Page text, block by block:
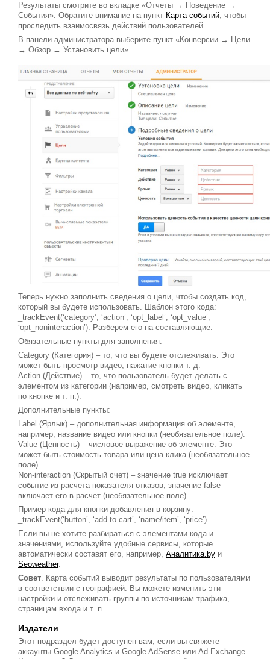
Результаты смотрите во вкладке «Отчеты → Поведение →
События». Обратите внимание на пункт Карта событий, чтобы
проследить взаимосвязь действий пользователей.
В панели администратора выберите пункт «Конверсии → Цели
→ Обзор → Установить цели».
Теперь нужно заполнить сведения о цели, чтобы создать код,
который вы будете использовать. Шаблон этого кода:
_trackEvent(‘category’, ‘action’, ‘opt_label’, ‘opt_value’,
‘opt_noninteraction’). Разберем его на составляющие.
Обязательные пункты для заполнения:
Category (Категория) – то, что вы будете отслеживать. Это
может быть просмотр видео, нажатие кнопки т. д.
Action (Действие) – то, что пользователь будет делать с
элементом из категории (например, смотреть видео, кликать
по кнопке и т. п.).
Дополнительные пункты:
Label (Ярлык) – дополнительная информация об элементе,
например, название видео или кнопки (необязательное поле).
Value (Ценность) – числовое выражение об элементе. Это
может быть стоимость товара или цена клика (необязательное
поле).
Non-interaction (Скрытый счет) – значение true исключает
событие из расчета показателя отказов; значение false –
включает его в расчет (необязательное поле).
Пример кода для кнопки добавления в корзину:
_trackEvent(‘button’, ‘add to cart’, ‘name/item’, ‘price’).
Если вы не хотите разбираться с элементами кода и
значениями, используйте удобные сервисы, которые
автоматически составят его, например, Аналитика.by и
Seoweather.
Совет . Карта событий выводит результаты по пользователями
в соответствии с географией. Вы можете изменить эти
настройки и отслеживать группы по источникам трафика,
страницам входа и т. п.
Издатели
Этот подраздел будет доступен вам, если вы свяжете
аккаунты Google Analytics и Google AdSense или Ad Exchange.